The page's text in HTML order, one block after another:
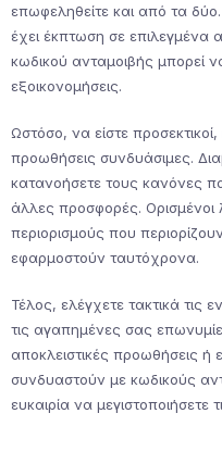
επωφεληθείτε και από τα
έχει έκπτωση σε επιλεγμένα
κωδικού ανταμοιβής μπορεί
εξοικονομήσεις.
Ωστόσο, να είστε
προωθήσεις συνδυάσιμες.
κατανοήσετε τους κανόνες
άλλες προσφορές.
περιορισμούς που
εφαρμοστούν ταυτόχρονα.
Τέλος, ελέγχετε τακτικά τις
τις αγαπημένες σας
αποκλειστικές προωθήσεις
συνδυαστούν με κωδικούς
ευκαιρία να